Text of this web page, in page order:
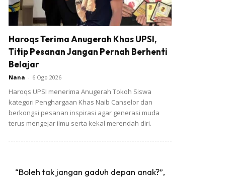
Haroqs Terima Anugerah Khas UPSI,
Titip Pesanan Jangan Pernah Berhenti
Belajar
Nana - 6 Ogo 2026
Haroqs UPSI menerima Anugerah Tokoh Siswa kategori
Penghargaan Khas Naib Canselor dan berkongsi
pesanan inspirasi agar generasi muda terus mengejar
ilmu serta kekal merendah diri.
“Boleh tak jangan gaduh depan anak?”,